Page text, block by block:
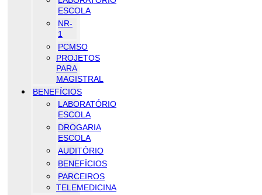
ESCOLA
NR-
1
PCMSO
PROJETOS
PARA
MAGISTRAL
BENEFÍCIOS
LABORATÓRIO
ESCOLA
DROGARIA
ESCOLA
AUDITÓRIO
BENEFÍCIOS
PARCEIROS
TELEMEDICINA